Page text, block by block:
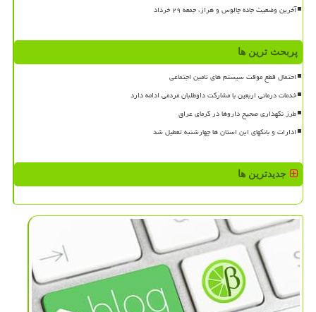
آخرین وضعیت جاده چالوس و هراز، جمعه ۲۹ خرداد
پربحث ترین ها
احتمال قطع موقت سیستم های تامین اجتماعی
خدمات درمانی اربعین با مشارکت داوطلبان مردمی ادامه دارد
طرز نگهداری صحیح داروها در گرمای عراق
ادارات و بانکهای این استان ها چهارشنبه تعطیل شد
جدیدترین ها